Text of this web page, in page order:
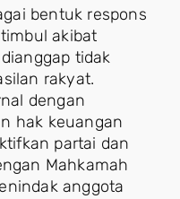
bentuk respons
akibat
tidak
rakyat.
dengan
hak keuangan
partai dan
Mahkamah
anggota